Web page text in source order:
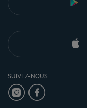
SUIVEZ-NOUS